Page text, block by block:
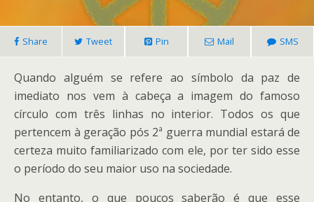
Share Tweet Pin Mail SMS
Quando alguém se refere ao símbolo da paz de
imediato nos vem à cabeça a imagem do famoso
círculo com três linhas no interior. Todos os que
pertencem à geração pós 2ª guerra mundial estará de
certeza muito familiarizado com ele, por ter sido esse
o período do seu maior uso na sociedade.
No entanto, o que poucos saberão é que esse